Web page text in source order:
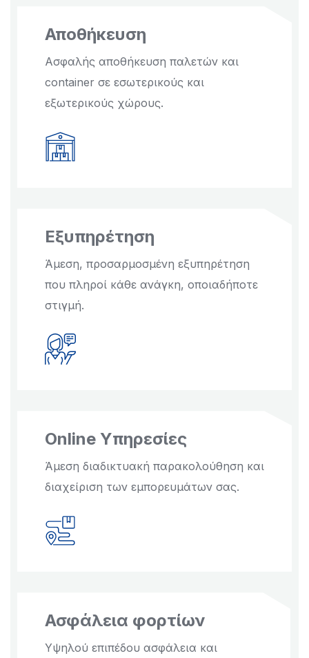
Αποθήκευση
Ασφαλής αποθήκευση παλετών και
container σε εσωτερικούς και
εξωτερικούς χώρους.
Εξυπηρέτηση
Άμεση, προσαρμοσμένη εξυπηρέτηση
που πληροί κάθε ανάγκη, οποιαδήποτε
στιγμή.
Online Υπηρεσίες
Άμεση διαδικτυακή παρακολούθηση και
διαχείριση των εμπορευμάτων σας.
Ασφάλεια φορτίων
Υψηλού επιπέδου ασφάλεια και